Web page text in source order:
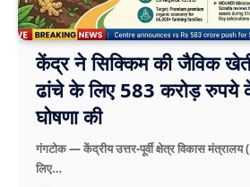
केंद्र ने सिक्किम की जैविक
ढांचे के लिए 583 करोड़
घोषणा की
गंगटोक — केंद्रीय उत्तर-पूर्वी क्षेत्र विकास
लिए…